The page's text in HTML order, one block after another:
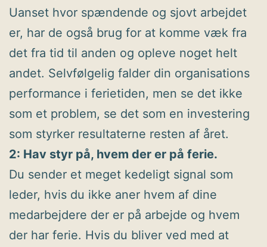
Uanset hvor spændende og sjovt arbejdet
er, har de også brug for at komme væk fra
det fra tid til anden og opleve noget helt
andet. Selvfølgelig falder din organisations
performance i ferietiden, men se det ikke
som et problem, se det som en investering
som styrker resultaterne resten af året.
2: Hav styr på, hvem der er på ferie.
Du sender et meget kedeligt signal som
leder, hvis du ikke aner hvem af dine
medarbejdere der er på arbejde og hvem
der har ferie. Hvis du bliver ved med at